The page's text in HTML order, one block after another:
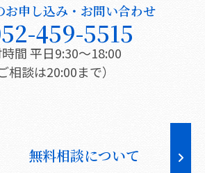
お申し込み・お問い合わせ
459-5515
間 平日9:30〜18:00
ご相談は20:00まで）
無料相談について